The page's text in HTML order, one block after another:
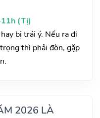
(Tị)
bị trái ý. Nếu ra đi
thì phải đòn, gặp
2026 LÀ